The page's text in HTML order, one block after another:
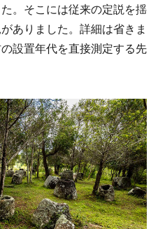
。そこには従来の定説を揺
ありました。詳細は省きま
設置年代を直接測定する先